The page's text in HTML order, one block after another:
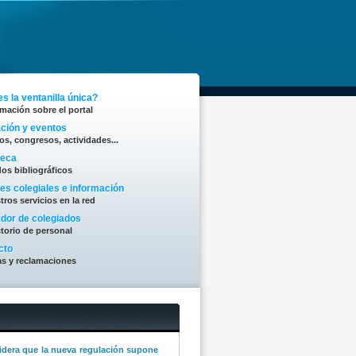
la ventanilla única?
sobre el portal
y eventos
congresos, actividades...
bibliográficos
colegiales e información
servicios en la red
de colegiados
de personal
y reclamaciones
la creación del Comité de
pero advierte de que su éxito
de la Enfermería
que la nueva regulación supone